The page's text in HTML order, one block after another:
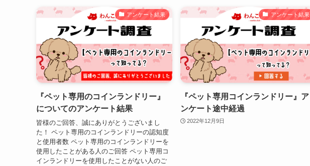
アンケート結果
『ペット専用のコインランドリー』
についてのアンケート結果
皆様のご回答、誠にありがとうございまし
た！ ペット専用のコインランドリーの認知度
と使用者数 ペット専用のコインランドリーを
使用したことがある人のご回答 ペット専用コ
インランドリーを使用したことがない人のご
アンケート結果
『ペット専用コインランドリー』ア
ンケート途中経過
2022年12月9日